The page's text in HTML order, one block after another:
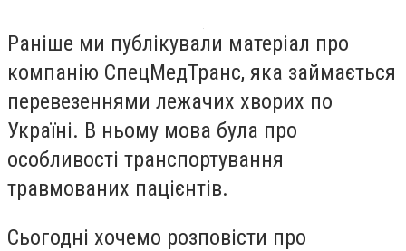
Раніше ми публікували матеріал про
компанію СпецМедТранс, яка займається
перевезеннями лежачих хворих по
Україні. В ньому мова була про
особливості транспортування
травмованих пацієнтів.
Сьогодні хочемо розповісти про